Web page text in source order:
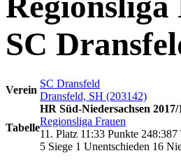
SC
Verein
SC Dransfeld
Dransfeld, SH (203142)
Tabelle
HR Süd-Niedersachsen 2017/
Regionsliga Frauen
11. Platz 11:33 Punkte 248:387
5 Siege 1 Unentschieden 16